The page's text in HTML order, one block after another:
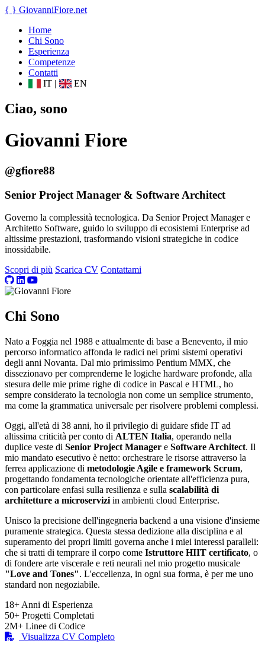
{ } GiovanniFiore.net
Home
Chi Sono
Esperienza
Competenze
Contatti
IT | EN
Ciao, sono
Giovanni Fiore
@gfiore88
Senior Project Manager & Software Architect
Governo la complessità tecnologica. Da Senior Project Manager e
Architetto Software, guido lo sviluppo di ecosistemi Enterprise ad
altissime prestazioni, trasformando visioni strategiche in codice
inossidabile.
Scopri di più Scarica CV Contattami
Chi Sono
Nato a Foggia nel 1988 e attualmente di base a Benevento, il mio
percorso informatico affonda le radici nei primi sistemi operativi
degli anni Novanta. Dal mio primissimo Pentium MMX, che
dissezionavo per comprenderne le logiche hardware profonde, alla
stesura delle mie prime righe di codice in Pascal e HTML, ho
sempre considerato la tecnologia non come un semplice strumento,
ma come la grammatica universale per risolvere problemi complessi.
Oggi, all'età di 38 anni, ho il privilegio di guidare sfide IT ad
altissima criticità per conto di ALTEN Italia, operando nella
duplice veste di Senior Project Manager e Software Architect. Il
mio mandato esecutivo è netto: orchestrare le risorse attraverso la
ferrea applicazione di metodologie Agile e framework Scrum,
progettando fondamenta tecnologiche orientate all'efficienza pura,
con particolare enfasi sulla resilienza e sulla scalabilità di
architetture a microservizi in ambienti cloud Enterprise.
Unisco la precisione dell'ingegneria backend a una visione d'insieme
puramente strategica. Questa stessa dedizione alla disciplina e al
superamento dei propri limiti governa anche i miei interessi paralleli:
che si tratti di temprare il corpo come Istruttore HIIT certificato, o
di fondere arte viscerale e reti neurali nel mio progetto musicale
"Love and Tones". L'eccellenza, in ogni sua forma, è per me uno
standard non negoziabile.
18+ Anni di Esperienza
50+ Progetti Completati
2M+ Linee di Codice
Visualizza CV Completo